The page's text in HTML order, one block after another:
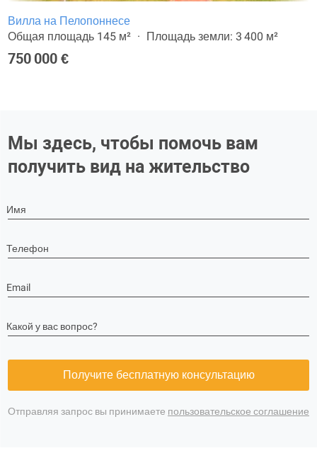
Вилла на Пелопоннесе
Общая площадь 145 м²
Площадь земли: 3 400 м²
750 000 €
Мы здесь, чтобы помочь вам
получить вид на жительство
Имя
Телефон
Email
Какой у вас вопрос?
Получите бесплатную консультацию
Отправляя запрос вы принимаете пользовательское соглашение